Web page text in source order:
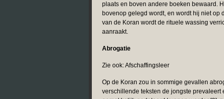
plaats en boven andere boeken bewaard.
bovenop gelegd wordt, en wordt hij niet op
van de Koran wordt de rituele wassing
aanraakt.
Abrogatie
Zie ook: Afschaffingsleer
Op de Koran zou in sommige gevallen
verschillende teksten de jongste prevaleert